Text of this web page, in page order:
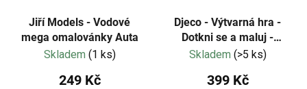
Jiří Models - Vodové
mega omalovánky Auta
Skladem (1 ks)
249 Kč
Djeco - Výtvarná hra -
Dotkni se a maluj -
prstové otisky
Skladem (>5 ks)
399 Kč